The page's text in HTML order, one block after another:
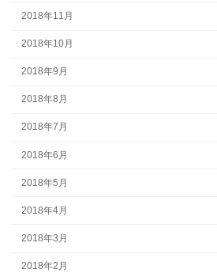
2018年11月
2018年10月
2018年9月
2018年8月
2018年7月
2018年6月
2018年5月
2018年4月
2018年3月
2018年2月